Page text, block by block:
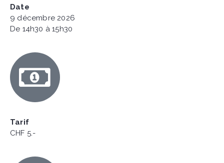
Date
9 décembre 2026
De 14h30 à 15h30
Tarif
CHF 5.-